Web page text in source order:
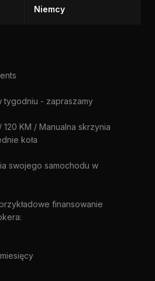
Niemcy
tygodniu - zapraszamy
KM / Manualna skrzynia
koła
swojego samochodu w
finansowanie